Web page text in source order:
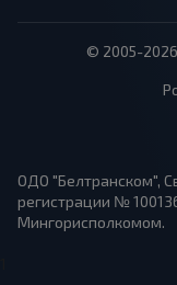
© 2005-
ОДО "Белтранском",
регистрации №
Мингорисполкомом.